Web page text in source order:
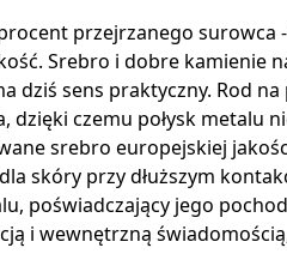
przejrzanego surowca
Srebro i dobre kamienie
dziś sens praktyczny. Rod
dzięki czemu połysk metalu
srebro europejskiej
skóry przy dłuższym
poświadczający jego
i wewnętrzną